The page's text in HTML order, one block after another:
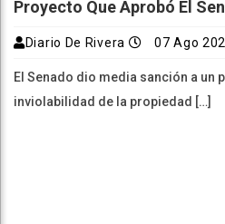
Proyecto Que Aprobó El
Diario De Rivera 07 Ago
El Senado dio media sanción a un
inviolabilidad de la propiedad […]